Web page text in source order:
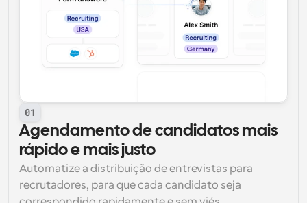
01
Agendamento de candidatos mais
rápido e mais justo
Automatize a distribuição de entrevistas para
recrutadores, para que cada candidato seja